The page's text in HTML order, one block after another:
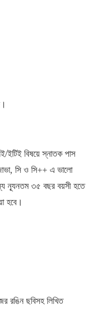
ইটিই বিষয়ে স্নাতক পাস
সি ও সি++ এ ভালো
ন্যূনতম ৩৫ বছর বয়সী হতে
হবে।
রঙিন ছবিসহ লিখিত